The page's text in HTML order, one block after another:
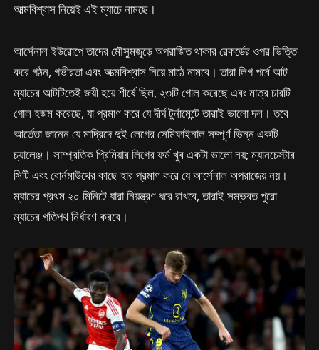
আত্মবিশ্বাস নিয়েই এই ম্যাচে নামছে।
আর্সেনাল ইউরোপে তাদের মৌসুমজুড়ে অপরাজিত থাকার রেকর্ডের ওপর ভিত্তি
করে গঠন, গভীরতা এবং আত্মবিশ্বাস নিয়ে মাঠে নামবে। তারা লিগ পর্বে আট
ম্যাচের আটটিতেই জয়ী হয়ে শীর্ষে ছিল, ২৩টি গোল করেছে এবং মাত্র চারটি
গোল হজম করেছে, যা প্রমাণ করে যে দীর্ঘ টুর্নামেন্টে তারাই ভালো দল। তবে
আর্তেতা জানেন যে মাদ্রিদে দুই লেগের সেমিফাইনাল সম্পূর্ণ ভিন্ন একটি
চ্যালেঞ্জ। সাম্প্রতিক প্রিমিয়ার লিগের ফর্ম খুব একটা ভালো নয়; ম্যানচেস্টার
সিটি এবং বোর্নমাউথের কাছে হার প্রমাণ করে যে আর্সেনাল অপরাজেয় নয়।
ম্যাচের প্রথম ২০ মিনিটে যারা নিয়ন্ত্রণ ধরে রাখবে, তারাই সম্ভবত পুরো
ম্যাচের গতিপথ নির্ধারণ করবে।